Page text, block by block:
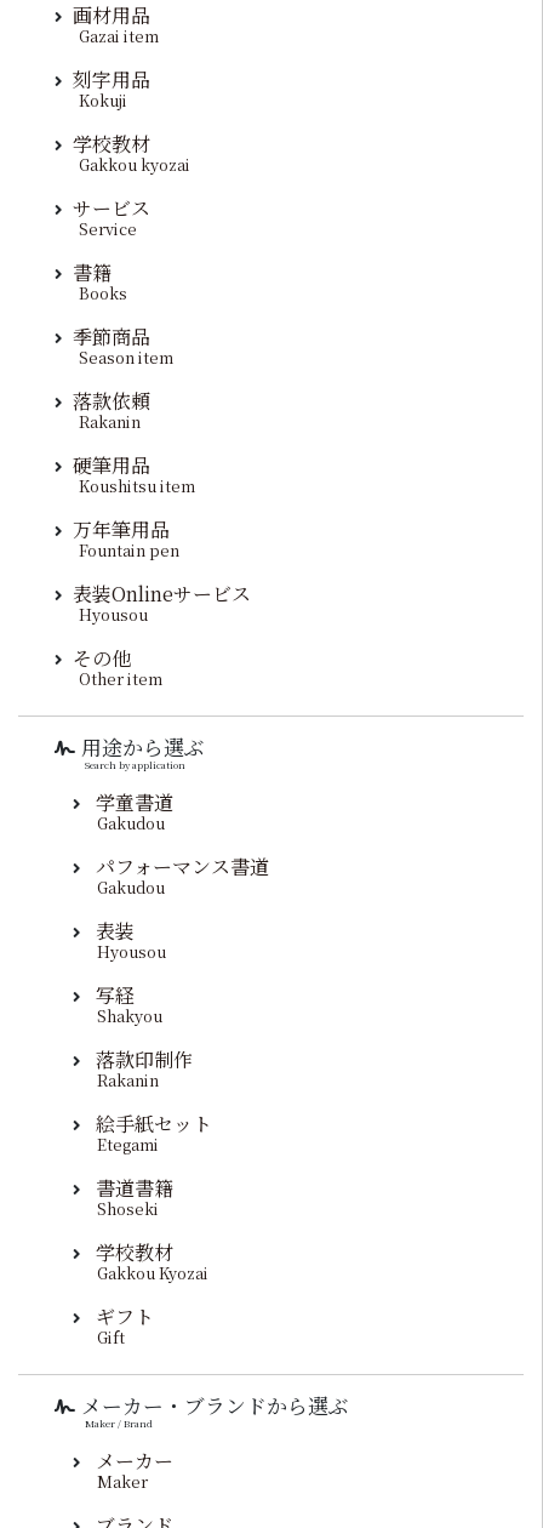
画材用品
Gazai item
刻字用品
Kokuji
学校教材
Gakkou kyozai
サービス
Service
書籍
Books
季節商品
Season item
落款依頼
Rakanin
硬筆用品
Koushitsu item
万年筆用品
Fountain pen
表装Onlineサービス
Hyousou
その他
Other item
用途から選ぶ
Search by application
学童書道
Gakudou
パフォーマンス書道
Gakudou
表装
Hyousou
写経
Shakyou
落款印制作
Rakanin
絵手紙セット
Etegami
書道書籍
Shoseki
学校教材
Gakkou Kyozai
ギフト
Gift
メーカー・ブランドから選ぶ
Maker / Brand
メーカー
Maker